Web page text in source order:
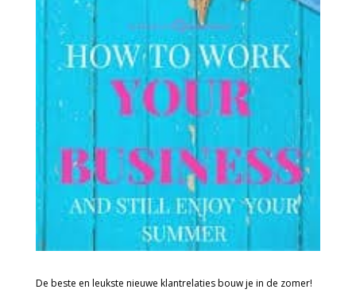
De beste en leukste nieuwe klantrelaties bouw je in de zomer!